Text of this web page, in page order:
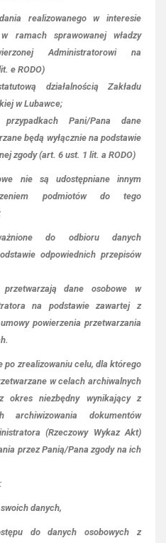
realizowanego w interesie
ramach sprawowanej władzy
Administratorowi na
e RODO)
działalnością Zakładu
w Lubawce;
Pani/Pana dane
będą wyłącznie na podstawie
zgody (art. 6 ust. 1 lit. a RODO)
nie są udostępniane innym
podmiotów do tego
do odbioru danych
odpowiednich przepisów
dane osobowe w
na podstawie zawartej z
powierzenia przetwarzania
po zrealizowaniu celu, dla którego
w celach archiwalnych
okres niezbędny wynikający z
archiwizowania dokumentów
(Rzeczowy Wykaz Akt)
przez Panią/Pana zgody na ich
danych,
do danych osobowych z